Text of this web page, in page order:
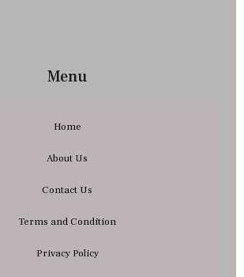
Menu
Home
About Us
Contact Us
Terms and Condition
Privacy Policy